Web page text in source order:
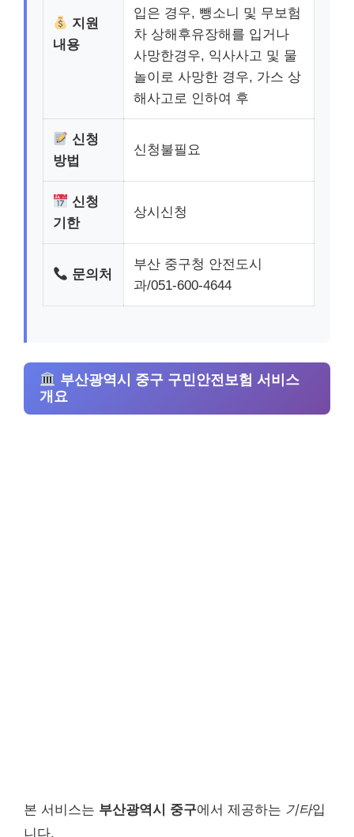
지원
내용
입은 경우, 뺑소니 및 무보험
차 상해후유장해를 입거나
사망한경우, 익사사고 및 물
놀이로 사망한 경우, 가스 상
해사고로 인하여 후
신청
방법
신청불필요
신청
기한
상시신청
문의처
부산 중구청 안전도시
과/051-600-4644
부산광역시 중구 구민안전보험 서비스
개요
본 서비스는 부산광역시 중구에서 제공하는 기타입
니다.